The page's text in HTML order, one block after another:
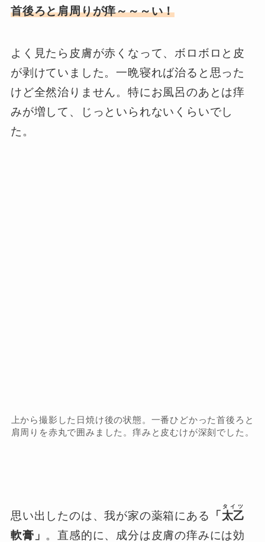
首後ろと肩周りが痒～～～い！
よく見たら皮膚が赤くなって、ボロボロと皮
が剥けていました。一晩寝れば治ると思った
けど全然治りません。特にお風呂のあとは痒
みが増して、じっといられないくらいでし
た。
上から撮影した日焼け後の状態。一番ひどかった首後ろと
肩周りを赤丸で囲みました。痒みと皮むけが深刻でした。
思い出したのは、我が家の薬箱にある 「太乙
タイツ
軟膏」 。直感的に、成分は皮膚の痒みには効